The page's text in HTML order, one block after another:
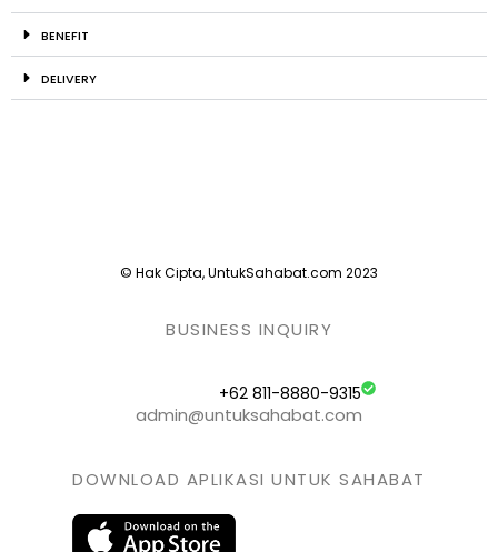
BENEFIT
DELIVERY
© Hak Cipta, UntukSahabat.com 2023
BUSINESS INQUIRY
+62 811-8880-9315
admin@untuksahabat.com
DOWNLOAD APLIKASI UNTUK SAHABAT